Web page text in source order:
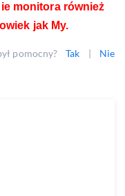
monitora również
jak My.
pomocny? Tak | Nie